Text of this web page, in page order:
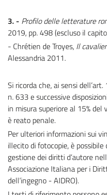
3. - Profilo delle letterature
2019, pp. 498 (escluso il
- Chrétien de Troyes, Il
Alessandria 2011.
Si ricorda che, ai sensi
n. 633 e successive
in misura superiore al 15%
è reato penale.
Per ulteriori informazioni sui
illecito di fotocopie, è
gestione dei diritti d’autore
Associazione Italiana per i
dell’ingegno - AIDRO).